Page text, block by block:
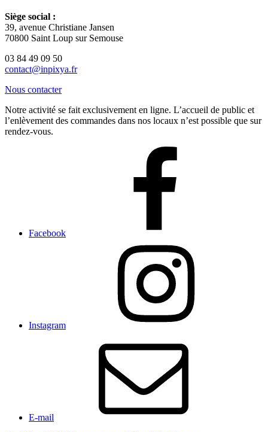
Siège social :
39, avenue Christiane Jansen
70800 Saint Loup sur Semouse
03 84 49 09 50
contact@inpixya.fr
Nous contacter
Notre activité se fait exclusivement en ligne. L’accueil de public et
l’enlèvement des commandes dans nos locaux n’est possible que sur
rendez-vous.
Facebook
Instagram
E-mail